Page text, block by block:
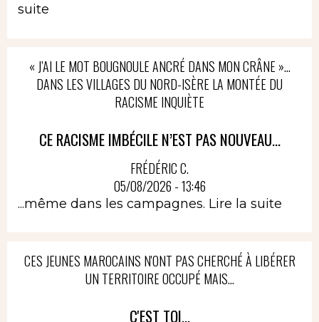
suite
« J’AI LE MOT BOUGNOULE ANCRÉ DANS MON CRÂNE »…
DANS LES VILLAGES DU NORD-ISÈRE LA MONTÉE DU
RACISME INQUIÈTE
CE RACISME IMBÉCILE N’EST PAS NOUVEAU...
FRÉDÉRIC C.
05/08/2026 - 13:46
...même dans les campagnes. Lire la suite
CES JEUNES MAROCAINS N'ONT PAS CHERCHÉ À LIBÉRER
UN TERRITOIRE OCCUPÉ MAIS...
C'EST TOI...